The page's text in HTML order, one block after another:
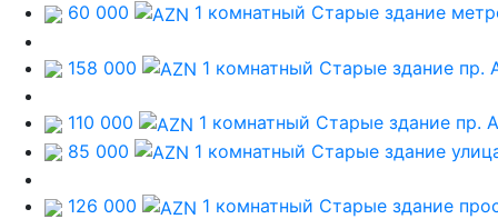
60 000 1 комнатный Старые здание
158 000 1 комнатный Старые здание пр.
110 000 1 комнатный Старые здание пр.
85 000
1 комнатный Старые здание
126 000 1 комнатный Старые здание